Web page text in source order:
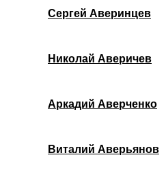
Сергей Аверинцев
Николай Аверичев
Аркадий Аверченко
Виталий Аверьянов